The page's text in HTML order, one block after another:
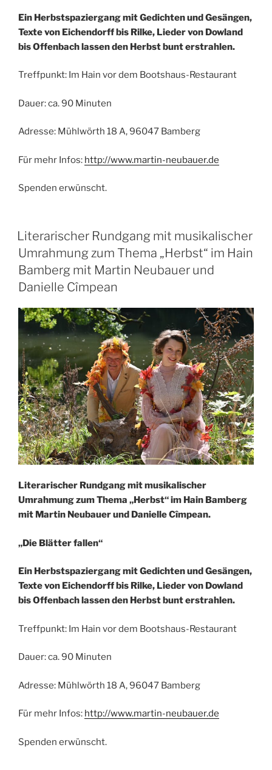
Ein Herbstspaziergang mit Gedichten und Gesängen,
Texte von Eichendorff bis Rilke, Lieder von Dowland
bis Offenbach lassen den Herbst bunt erstrahlen.
Treffpunkt: Im Hain vor dem Bootshaus-Restaurant
Dauer: ca. 90 Minuten
Adresse: Mühlwörth 18 A, 96047 Bamberg
Für mehr Infos: http://www.martin-neubauer.de
Spenden erwünscht.
Literarischer Rundgang mit musikalischer
Umrahmung zum Thema „Herbst“ im Hain
Bamberg mit Martin Neubauer und
Danielle Cîmpean
Literarischer Rundgang mit musikalischer
Umrahmung zum Thema „Herbst“ im Hain Bamberg
mit Martin Neubauer und Danielle Cîmpean.
„Die Blätter fallen“
Ein Herbstspaziergang mit Gedichten und Gesängen,
Texte von Eichendorff bis Rilke, Lieder von Dowland
bis Offenbach lassen den Herbst bunt erstrahlen.
Treffpunkt: Im Hain vor dem Bootshaus-Restaurant
Dauer: ca. 90 Minuten
Adresse: Mühlwörth 18 A, 96047 Bamberg
Für mehr Infos: http://www.martin-neubauer.de
Spenden erwünscht.